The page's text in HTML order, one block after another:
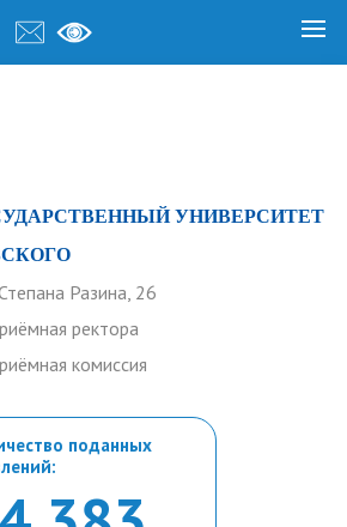
УНИВЕРСИТЕТ
Разина, 26
ректора
комиссия
поданных